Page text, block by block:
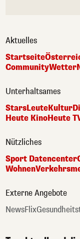
Aktuelles
Startseite
CommunityWetter
Unterhaltsames
StarsLeuteKultur
Heute KinoHeute
Nützliches
Sport Datencenter
Wohnen
Externe Angebote
NewsFlix